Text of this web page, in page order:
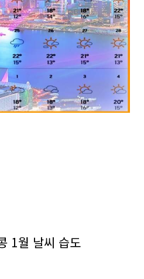
1월 날씨 습도